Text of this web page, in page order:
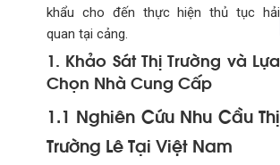
khẩu cho đến thực hiện thủ tục hải
quan tại cảng.
1. Khảo Sát Thị Trường và Lựa
Chọn Nhà Cung Cấp
1.1 Nghiên Cứu Nhu Cầu Thị
Trường Lê Tại Việt Nam